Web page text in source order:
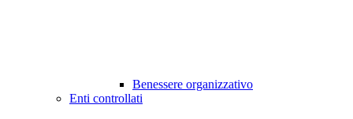
Benessere organizzativo
Enti controllati